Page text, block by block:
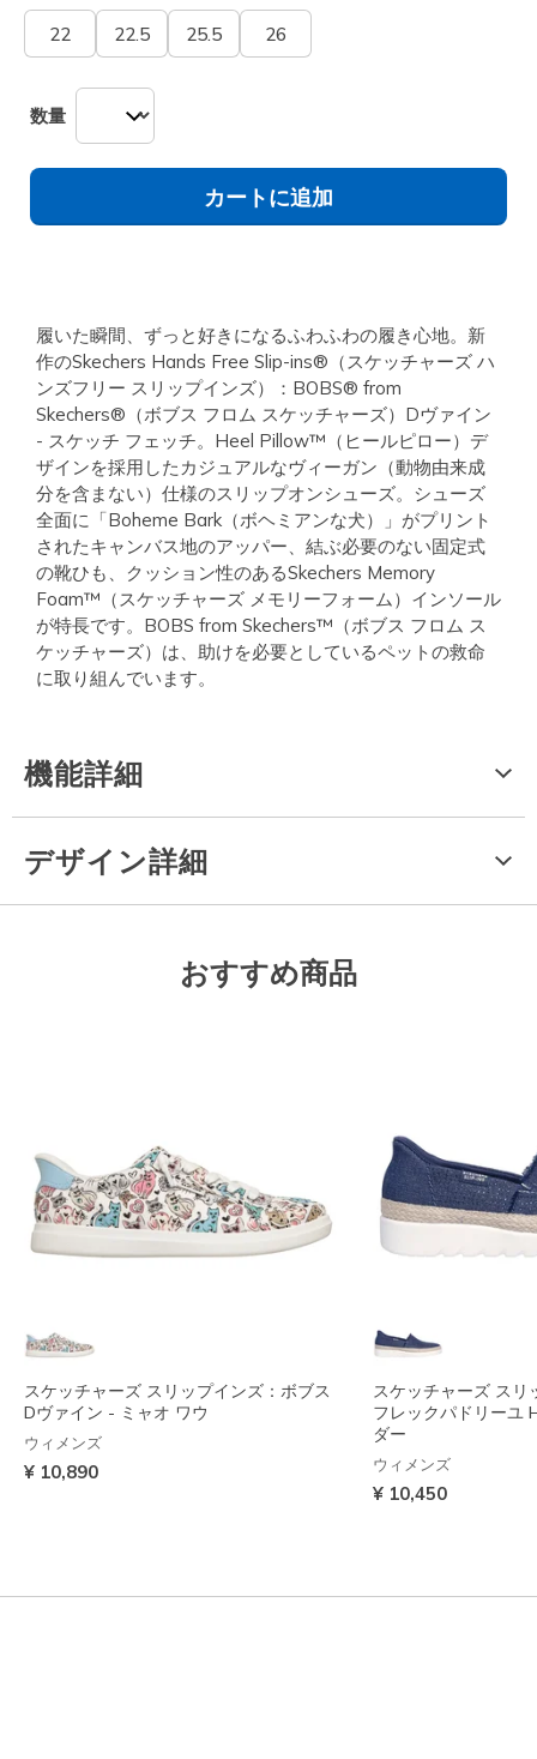
22 22.5 25.5 26
数量
カートに追加
履いた瞬間、ずっと好きになるふわふわの履き心地。新
作のSkechers Hands Free Slip-ins®（スケッチャーズ ハ
ンズフリー スリップインズ）：BOBS® from
Skechers®（ボブス フロム スケッチャーズ）Dヴァイン
- スケッチ フェッチ。Heel Pillow™（ヒールピロー）デ
ザインを採用したカジュアルなヴィーガン（動物由来成
分を含まない）仕様のスリップオンシューズ。シューズ
全面に「Boheme Bark（ボヘミアンな犬）」がプリント
されたキャンバス地のアッパー、結ぶ必要のない固定式
の靴ひも、クッション性のあるSkechers Memory
Foam™（スケッチャーズ メモリーフォーム）インソール
が特長です。BOBS from Skechers™（ボブス フロム ス
ケッチャーズ）は、助けを必要としているペットの救命
に取り組んでいます。
機能詳細
デザイン詳細
おすすめ商品
スケッチャーズ スリップインズ：ボブス
Dヴァイン - ミャオ ワウ
ウィメンズ
¥ 10,890
スケッチャーズ スリ
フレックパドリーユ
ダー
ウィメンズ
¥ 10,450